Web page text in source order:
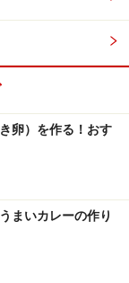
てるのを確認
。少し生焼けな
（このケーキ
性はあまりな
針になるケーキ
卵）を作る！おす
まいカレーの作り